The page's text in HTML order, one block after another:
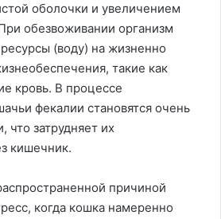
оболочки и увеличением
обезвоживании организм
(воду) на жизненно
такие как
кровь. В процессе
фекалии становятся очень
что затрудняет их
кишечник.
причиной
когда кошка намеренно